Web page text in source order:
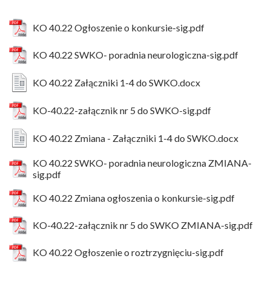
KO 40.22 Ogłoszenie o konkursie-sig.pdf
KO 40.22 SWKO- poradnia neurologiczna-sig.pdf
KO 40.22 Załączniki 1-4 do SWKO.docx
KO-40.22-załącznik nr 5 do SWKO-sig.pdf
KO 40.22 Zmiana - Załączniki 1-4 do SWKO.docx
KO 40.22 SWKO- poradnia neurologiczna ZMIANA-
sig.pdf
KO 40.22 Zmiana ogłoszenia o konkursie-sig.pdf
KO-40.22-załącznik nr 5 do SWKO ZMIANA-sig.pdf
KO 40.22 Ogłoszenie o roztrzygnięciu-sig.pdf